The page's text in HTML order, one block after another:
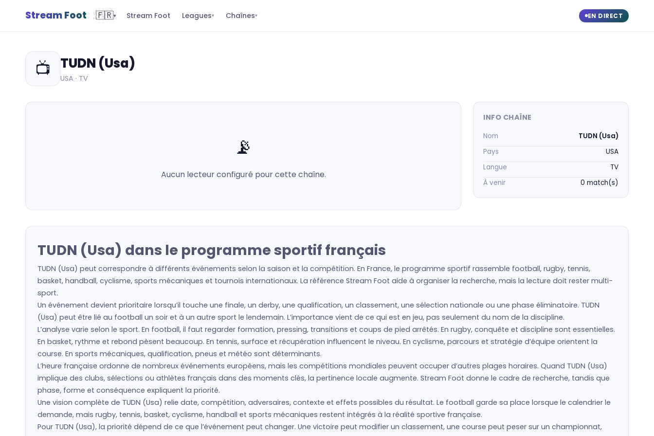
Stream Foot 🇫🇷▾ Stream Foot Leagues▾ Chaînes▾ EN DIRECT
📺 TUDN (Usa)
USA · TV
📡
Aucun lecteur configuré pour cette chaîne.
INFO CHAÎNE
Nom
TUDN (Usa)
Pays
USA
Langue
TV
À venir
0 match(s)
TUDN (Usa) dans le programme sportif français
TUDN (Usa) peut correspondre à différents événements selon la saison et la compétition. En France, le programme sportif rassemble football, rugby, tennis,
basket, handball, cyclisme, sports mécaniques et tournois internationaux. La référence Stream Foot aide à organiser la recherche, mais la lecture doit rester multi-
sport.
Un événement devient prioritaire lorsqu’il touche une finale, un derby, une qualification, un classement, une sélection nationale ou une phase éliminatoire. TUDN
(Usa) peut être lié au football un soir et à un autre sport le lendemain. L’importance vient de ce qui est en jeu, pas seulement du nom de la discipline.
L’analyse varie selon le sport. En football, il faut regarder formation, pressing, transitions et coups de pied arrêtés. En rugby, conquête et discipline sont essentielles.
En basket, rythme et rebond pèsent beaucoup. En tennis, surface et récupération influencent le niveau. En cyclisme, parcours et stratégie d’équipe orientent la
course. En sports mécaniques, qualification, pneus et météo sont déterminants.
L’heure française ordonne de nombreux événements européens, mais les compétitions mondiales peuvent occuper d’autres plages horaires. Quand TUDN (Usa)
implique des clubs, sélections ou athlètes français dans des moments clés, la pertinence locale augmente. Stream Foot donne le cadre de recherche, tandis que
phase, forme et conséquence expliquent la priorité.
Une vision complète de TUDN (Usa) relie date, compétition, adversaires, contexte et effets possibles du résultat. Le football garde sa place lorsque le calendrier le
demande, mais rugby, tennis, basket, cyclisme, handball et sports mécaniques restent intégrés à la réalité sportive française.
Pour TUDN (Usa), la priorité dépend de ce que l’événement peut changer. Une victoire peut modifier un classement, une course peut peser sur un championnat,